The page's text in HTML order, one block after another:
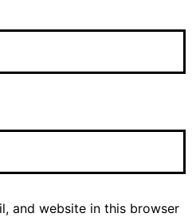
and website in this browser